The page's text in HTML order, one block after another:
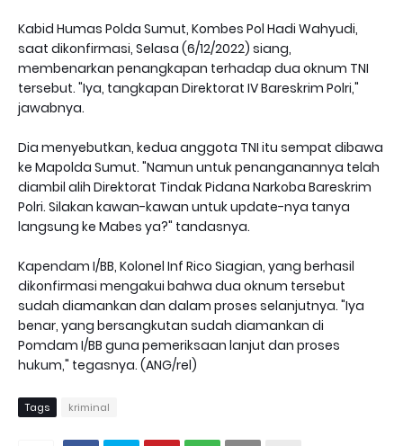
Kabid Humas Polda Sumut, Kombes Pol Hadi Wahyudi,
saat dikonfirmasi, Selasa (6/12/2022) siang,
membenarkan penangkapan terhadap dua oknum TNI
tersebut. "Iya, tangkapan Direktorat IV Bareskrim Polri,"
jawabnya.
Dia menyebutkan, kedua anggota TNI itu sempat dibawa
ke Mapolda Sumut. "Namun untuk penanganannya telah
diambil alih Direktorat Tindak Pidana Narkoba Bareskrim
Polri. Silakan kawan-kawan untuk update-nya tanya
langsung ke Mabes ya?" tandasnya.
Kapendam I/BB, Kolonel Inf Rico Siagian, yang berhasil
dikonfirmasi mengakui bahwa dua oknum tersebut
sudah diamankan dan dalam proses selanjutnya. "Iya
benar, yang bersangkutan sudah diamankan di
Pomdam I/BB guna pemeriksaan lanjut dan proses
hukum," tegasnya. (ANG/rel)
Tags kriminal